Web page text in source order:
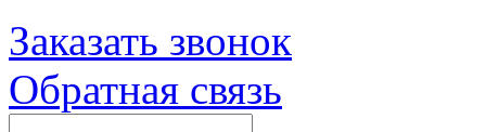
Заказать звонок
Обратная связь